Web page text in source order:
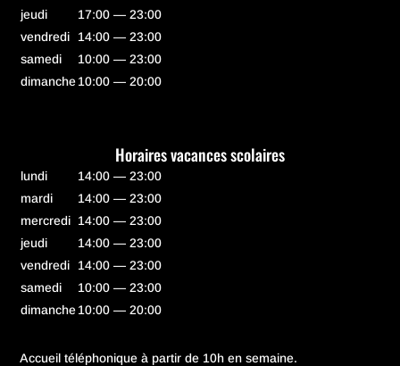
jeudi
17:00 — 23:00
vendredi
14:00 — 23:00
samedi
10:00 — 23:00
dimanche10:00 — 20:00
Horaires vacances scolaires
lundi
14:00 — 23:00
mardi
14:00 — 23:00
mercredi 14:00 — 23:00
jeudi
14:00 — 23:00
vendredi
14:00 — 23:00
samedi
10:00 — 23:00
dimanche10:00 — 20:00
Accueil téléphonique à partir de 10h en semaine.